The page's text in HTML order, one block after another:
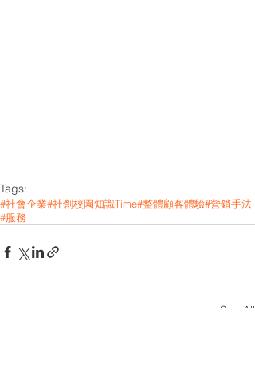
Tags:
#社會企業#社創校園知識Time#整體顧客體驗#營銷手法
#服務
Related Posts See All